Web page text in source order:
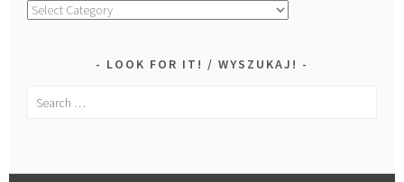
Categories
LOOK FOR IT! / WYSZUKAJ!
Search